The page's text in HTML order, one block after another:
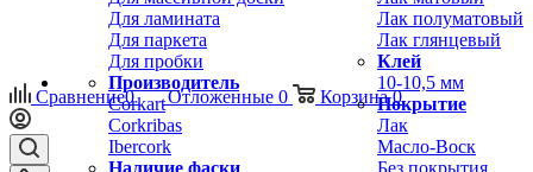
Для ламината
Для паркета
Для пробки
Лак полуматовый
Лак глянцевый
Клей
Производитель
Corkart
Corkribas
Ibercork
Наличие фаски
10-10,5 мм
Покрытие
Лак
Масло-Воск
Без покрытия
Сравнение0 Отложенные 0 Корзина 0